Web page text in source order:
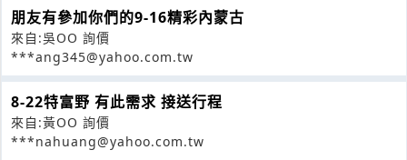
朋友有參加你們的9-16精彩內蒙古
來自:吳OO 詢價
***ang345@yahoo.com.tw
8-22特富野 有此需求 接送行程
來自:黃OO 詢價
***nahuang@yahoo.com.tw